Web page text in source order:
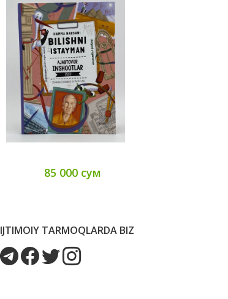
85 000 сум
IJTIMOIY TARMOQLARDA BIZ